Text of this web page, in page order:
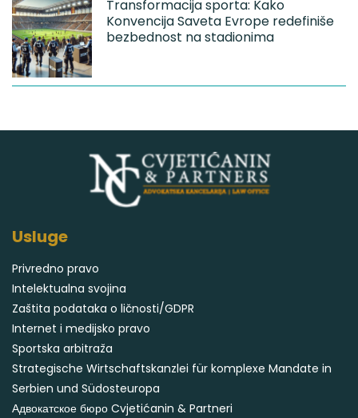
Transformacija sporta: Kako
Konvencija Saveta Evrope redefiniše
bezbednost na stadionima
Usluge
Privredno pravo
Intelektualna svojina
Zaštita podataka o ličnosti/GDPR
Internet i medijsko pravo
Sportska arbitraža
Strategische Wirtschaftskanzlei für komplexe Mandate in
Serbien und Südosteuropa
Адвокатское бюро Cvjetićanin & Partneri